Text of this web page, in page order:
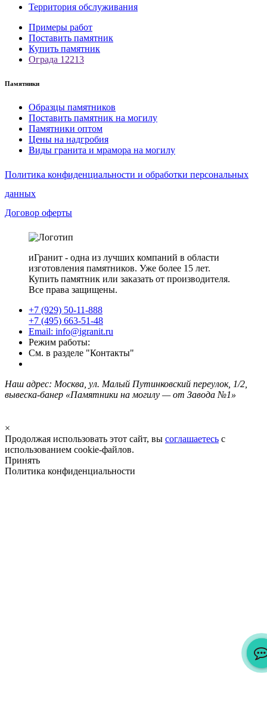
Территория обслуживания
Примеры работ
Поставить памятник
Купить памятник
Ограда 12213
Памятники
Образцы памятников
Поставить памятник на могилу
Памятники оптом
Цены на надгробия
Виды гранита и мрамора на могилу
Политика конфиденциальности и обработки персональных
данных
Договор оферты
иГранит - одна из лучших компаний в области
изготовления памятников. Уже более 15 лет.
Купить памятник или заказать от производителя.
Все права защищены.
+7 (929) 50-11-888
+7 (495) 663-51-48
Email: info@igranit.ru
Режим работы:
См. в разделе "Контакты"
Наш адрес: Москва, ул. Малый Путинковский переулок, 1/2,
вывеска-банер «Памятники на могилу — от Завода №1»
×
Продолжая использовать этот сайт, вы соглашаетесь с
использованием cookie-файлов.
Принять
Политика конфиденциальности